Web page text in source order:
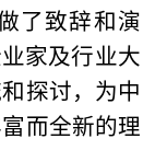
了致辞和演
家及行业大
探讨，为中
而全新的理